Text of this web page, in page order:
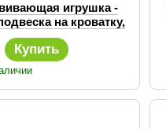
игрушка -
на кроватку,
Купить